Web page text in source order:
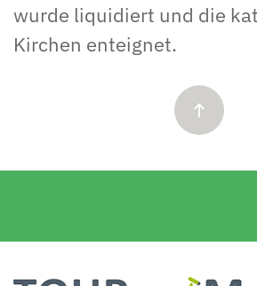
wurde liquidiert und die
Kirchen enteignet.